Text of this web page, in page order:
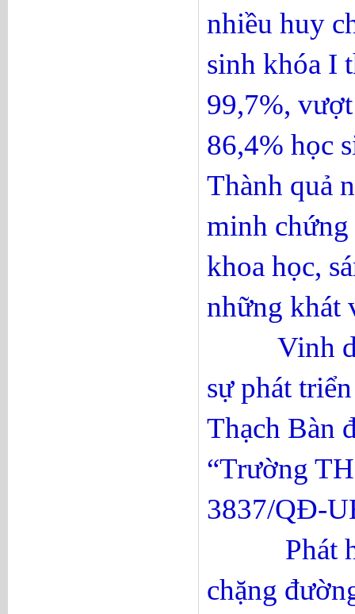
nhiều huy
sinh khóa I
99,7%,
86,4% học
Thành quả
minh chứng
khoa học,
những khát
Vinh dự,
sự phát
Thạch Bàn
“Trường
3837/QĐ-
Phát huy
chặng